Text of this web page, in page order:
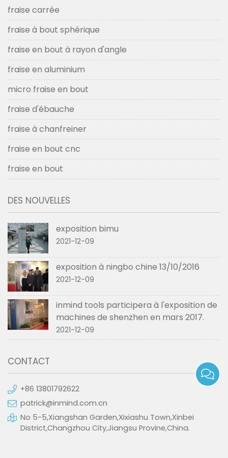
fraise carrée
fraise à bout sphérique
fraise en bout à rayon d'angle
fraise en aluminium
micro fraise en bout
fraise d'ébauche
fraise à chanfreiner
fraise en bout cnc
fraise en bout
DES NOUVELLES
exposition bimu
2021-12-09
exposition à ningbo chine 13/10/2016
2021-12-09
inmind tools participera à l'exposition de
machines de shenzhen en mars 2017.
2021-12-09
CONTACT
+86 13801792622
patrick@inmind.com.cn
No 5-5,Xiangshan Garden,Xixiashu Town,Xinbei
District,Changzhou City,Jiangsu Provine,China.